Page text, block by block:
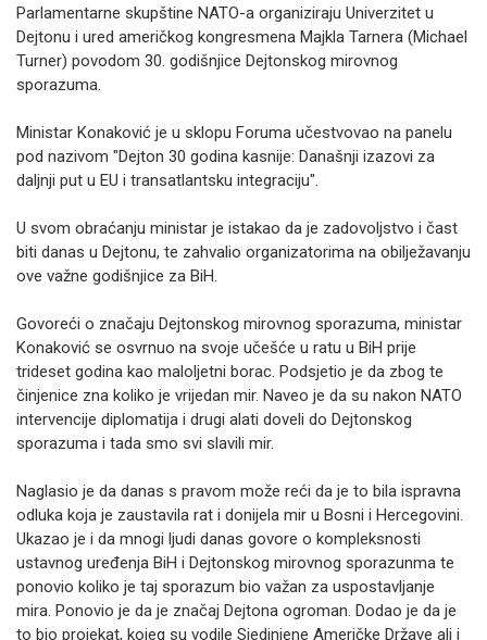
Parlamentarne skupštine NATO-a organiziraju Univerzitet u
Dejtonu i ured američkog kongresmena Majkla Tarnera (Michael
Turner) povodom 30. godišnjice Dejtonskog mirovnog
sporazuma.
Ministar Konaković je u sklopu Foruma učestvovao na panelu
pod nazivom "Dejton 30 godina kasnije: Današnji izazovi za
daljnji put u EU i transatlantsku integraciju".
U svom obraćanju ministar je istakao da je zadovoljstvo i čast
biti danas u Dejtonu, te zahvalio organizatorima na obilježavanju
ove važne godišnjice za BiH.
Govoreći o značaju Dejtonskog mirovnog sporazuma, ministar
Konaković se osvrnuo na svoje učešće u ratu u BiH prije
trideset godina kao maloljetni borac. Podsjetio je da zbog te
činjenice zna koliko je vrijedan mir. Naveo je da su nakon NATO
intervencije diplomatija i drugi alati doveli do Dejtonskog
sporazuma i tada smo svi slavili mir.
Naglasio je da danas s pravom može reći da je to bila ispravna
odluka koja je zaustavila rat i donijela mir u Bosni i Hercegovini.
Ukazao je i da mnogi ljudi danas govore o kompleksnosti
ustavnog uređenja BiH i Dejtonskog mirovnog sporazunma te
ponovio koliko je taj sporazum bio važan za uspostavljanje
mira. Ponovio je da je značaj Dejtona ogroman. Dodao je da je
to bio projekat, kojeg su vodile Sjedinjene Američke Države ali i